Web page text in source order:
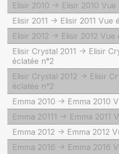
Elisir 2010 -> Elisir 2010 Vue
Elisir 2011 -> Elisir 2011 Vue
Elisir 2012 -> Elisir 2012 Vue
Elisir Crystal 2011 -> Elisir
éclatée n°2
Elisir Crystal 2012 -> Elisir
éclatée n°2
Emma 2010 -> Emma 2010
Emma 20111 -> Emma 2011
Emma 2012 -> Emma 2012
Emma 2016 -> Emma 2016